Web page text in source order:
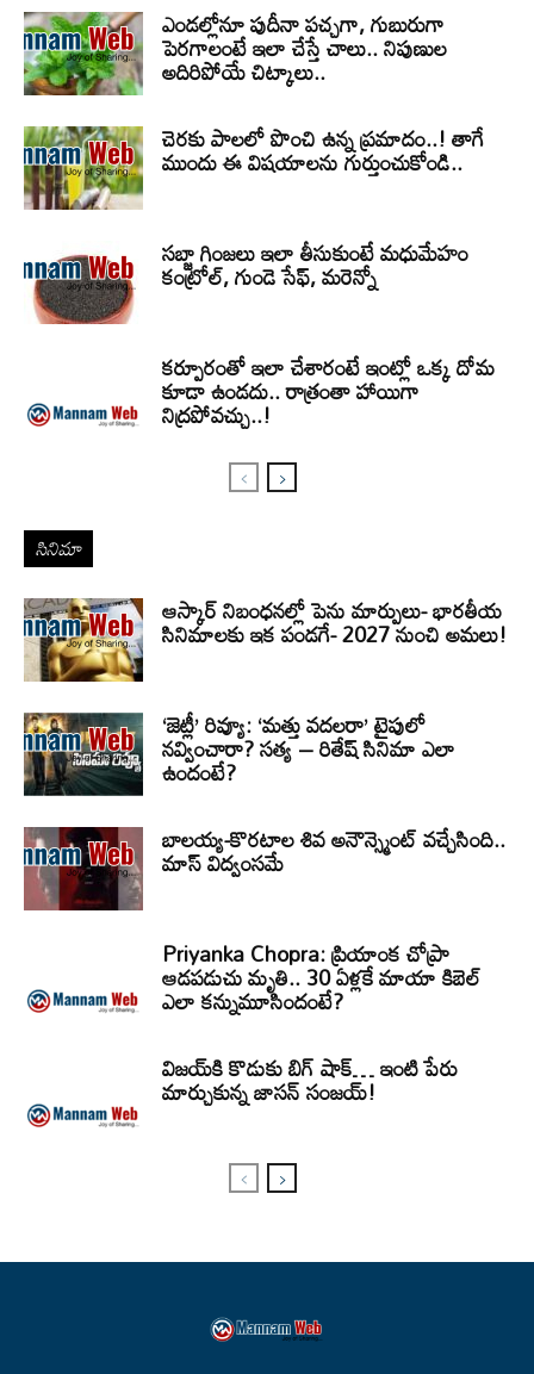
ఎండల్లోనూ పుదీనా పచ్చగా, గుబురుగా
పెరగాలంటే ఇలా చేస్తే చాలు.. నిపుణుల
అదిరిపోయే చిట్కాలు..
చెరకు పాలలో పొంచి ఉన్న ప్రమాదం..! తాగే
ముందు ఈ విషయాలను గుర్తుంచుకోండి..
సబ్జా గింజలు ఇలా తీసుకుంటే మధుమేహం
కంట్రోల్, గుండె సేఫ్, మరెన్నో
కర్పూరంతో ఇలా చేశారంటే ఇంట్లో ఒక్క దోమ
కూడా ఉండదు.. రాత్రంతా హాయిగా
నిద్రపోవచ్చు..!
సినిమా
ఆస్కార్ నిబంధనల్లో పెను మార్పులు- భారతీయ
సినిమాలకు ఇక పండగే- 2027 నుంచి అమలు!
‘జెట్లీ’ రివ్యూ: ‘మత్తు వదలరా’ టైపులో
నవ్వించారా? సత్య – రితేష్ సినిమా ఎలా
ఉందంటే?
బాలయ్య-కొరటాల శివ అనౌన్స్మెంట్ వచ్చేసింది..
మాస్ విద్వంసమే
Priyanka Chopra: ప్రియాంక చోప్రా
ఆడపడుచు మృతి.. 30 ఏళ్లకే మాయా కిబెల్
ఎలా కన్నుమూసిందంటే?
విజయ్‌కి కొడుకు బిగ్ షాక్… ఇంటి పేరు
మార్చుకున్న జాసన్ సంజయ్!